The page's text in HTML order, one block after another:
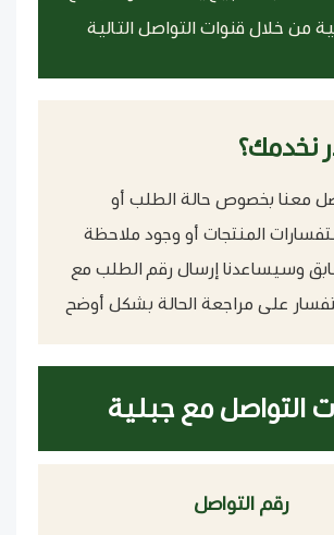
من خلال قنوات التواصل التالية
نخدمك؟
معنا بخصوص حالة الطلب أو
المنتجات أو وجود ملاحظة
وسيساعدنا إرسال رقم الطلب مع
على مراجعة الحالة بشكل أوضح
التواصل مع جبلية
رقم التواصل